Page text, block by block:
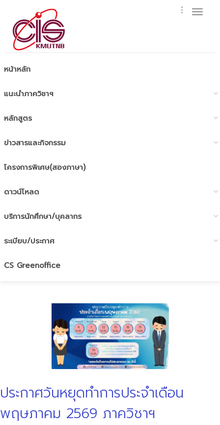
หน้าหลัก
แนะนำภาควิชาฯ
หลักสูตร
ข่าวสารและกิจกรรม
โครงการพิเศษ(สองภาษา)
ดาวน์โหลด
บริการนักศึกษา/บุคลากร
ระเบียบ/ประกาศ
CS Greenoffice
ประกาศวันหยุดทำการประจำเดือน
พฤษภาคม 2569 ภาควิชาฯ